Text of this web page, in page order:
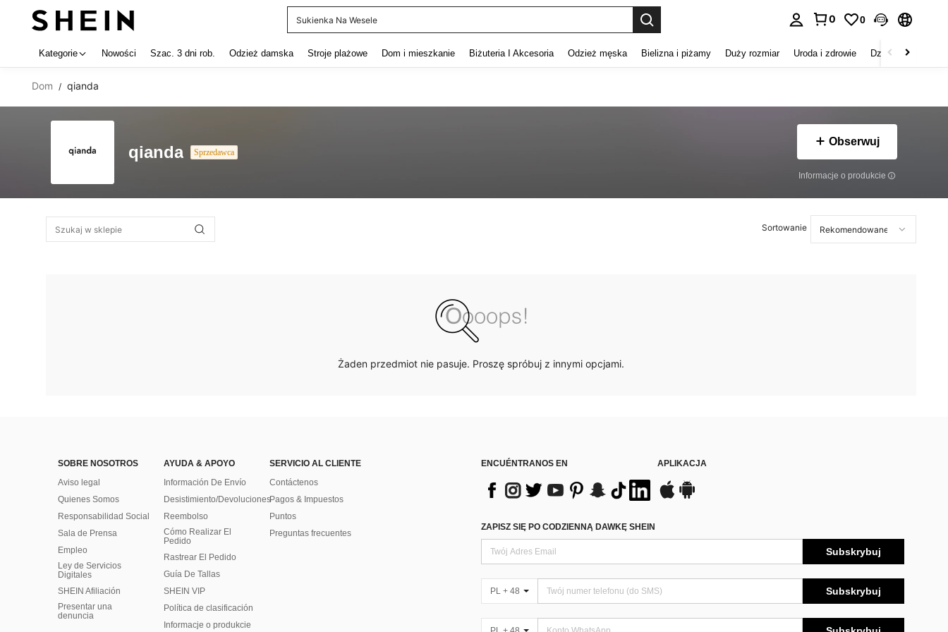
Sukienka Na Wesele
0 0
Kategorie Nowości Szac. 3 dni rob. Odzież damska Stroje plażowe Dom i mieszkanie Biżuteria I Akcesoria Odzież męska Bielizna i piżamy Duży rozmiar Uroda i zdrowie Dzieci
Dom / qianda
qianda Sprzedawca
Obserwuj
Informacje o produkcie
Sortowanie
Żaden przedmiot nie pasuje. Proszę spróbuj z innymi opcjami.
SOBRE NOSOTROS
Aviso legal
Quienes Somos
Responsabilidad Social
Sala de Prensa
Empleo
Ley de Servicios
Digitales
SHEIN Afiliación
Presentar una
denuncia
AYUDA & APOYO
Información De Envío
Desistimiento/Devoluciones
Reembolso
Cómo Realizar El
Pedido
Rastrear El Pedido
Guía De Tallas
SHEIN VIP
Política de clasificación
Informacje o produkcie
SERVICIO AL CLIENTE
Contáctenos
Pagos & Impuestos
Puntos
Preguntas frecuentes
ENCUÉNTRANOS EN APLIKACJA
ZAPISZ SIĘ PO CODZIENNĄ DAWKĘ SHEIN
Subskrybuj
PL + 48 Subskrybuj